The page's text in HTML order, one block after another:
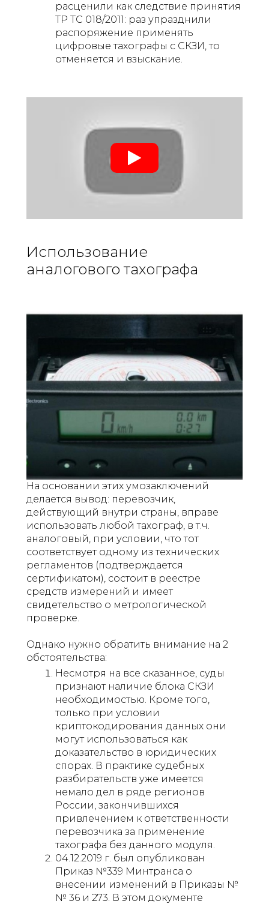
расценили как следствие принятия
ТР ТС 018/2011: раз упразднили
распоряжение применять
цифровые тахографы с СКЗИ, то
отменяется и взыскание.
Использование
аналогового тахографа
На основании этих умозаключений
делается вывод: перевозчик,
действующий внутри страны, вправе
использовать любой тахограф, в т.ч.
аналоговый, при условии, что тот
соответствует одному из технических
регламентов (подтверждается
сертификатом), состоит в реестре
средств измерений и имеет
свидетельство о метрологической
проверке.
Однако нужно обратить внимание на 2
обстоятельства:
Несмотря на все сказанное, суды
признают наличие блока СКЗИ
необходимостью. Кроме того,
только при условии
криптокодирования данных они
могут использоваться как
доказательство в юридических
спорах. В практике судебных
разбирательств уже имеется
немало дел в ряде регионов
России, закончившихся
привлечением к ответственности
перевозчика за применение
тахографа без данного модуля.
04.12.2019 г. был опубликован
Приказ №339 Минтранса о
внесении изменений в Приказы №
№ 36 и 273. В этом документе